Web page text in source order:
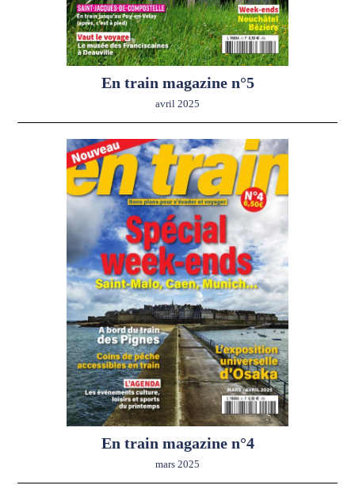
En train magazine n°5
avril 2025
En train magazine n°4
mars 2025